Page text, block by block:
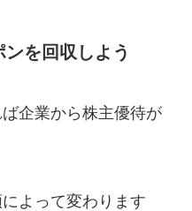
を回収しよう
企業から株主優待が
よって変わります